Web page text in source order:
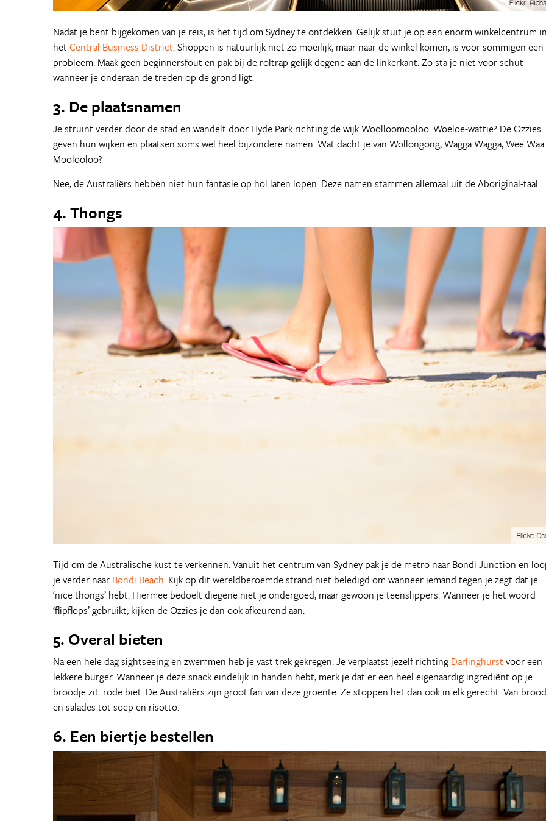
Nadat je bent bijgekomen van je reis, is het tijd om Sydney te ontdekken. Gelijk stuit je op een enorm winkelcentrum
het Central Business District. Shoppen is natuurlijk niet zo moeilijk, maar naar de winkel komen, is voor sommigen een
probleem. Maak geen beginnersfout en pak bij de roltrap gelijk degene aan de linkerkant. Zo sta je niet voor schut
wanneer je onderaan de treden op de grond ligt.
3. De plaatsnamen
Je struint verder door de stad en wandelt door Hyde Park richting de wijk Woolloomooloo. Woeloe-wattie? De Ozzies
geven hun wijken en plaatsen soms wel heel bijzondere namen. Wat dacht je van Wollongong, Wagga Wagga, Wee
Moolooloo?
Nee, de Australiërs hebben niet hun fantasie op hol laten lopen. Deze namen stammen allemaal uit de Aboriginal-taal.
4. Thongs
Tijd om de Australische kust te verkennen. Vanuit het centrum van Sydney pak je de metro naar Bondi Junction en
je verder naar Bondi Beach. Kijk op dit wereldberoemde strand niet beledigd om wanneer iemand tegen je zegt dat je
‘nice thongs’ hebt. Hiermee bedoelt diegene niet je ondergoed, maar gewoon je teenslippers. Wanneer je het woord
‘flipflops’ gebruikt, kijken de Ozzies je dan ook afkeurend aan.
5. Overal bieten
Na een hele dag sightseeing en zwemmen heb je vast trek gekregen. Je verplaatst jezelf richting Darlinghurst voor een
lekkere burger. Wanneer je deze snack eindelijk in handen hebt, merk je dat er een heel eigenaardig ingrediënt op je
broodje zit: rode biet. De Australiërs zijn groot fan van deze groente. Ze stoppen het dan ook in elk gerecht. Van
en salades tot soep en risotto.
6. Een biertje bestellen